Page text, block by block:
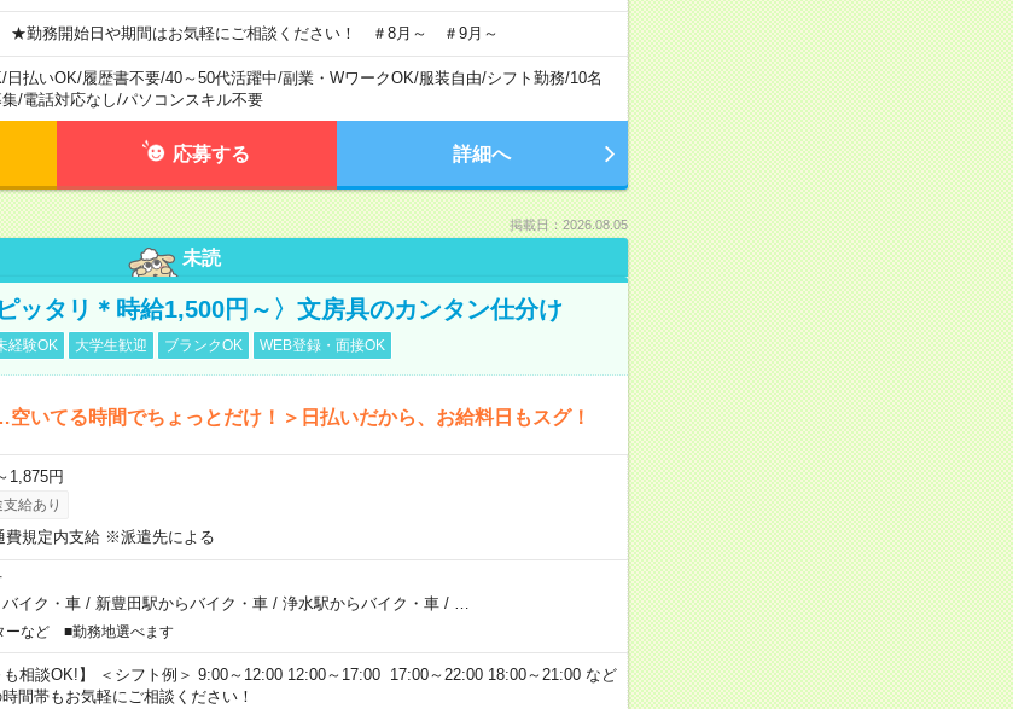
★勤務開始日や期間はお気軽にご相談ください！ ＃8月～ ＃9月～
/日払いOK/履歴書不要/40～50代活躍中/副業・WワークOK/服装自由/シフト勤務/10名
/電話対応なし/パソコンスキル不要
応募する 詳細へ
掲載日：2026.08.05
未読
ッタリ＊時給1,500円～〉文房具のカンタン仕分け
経験OK 大学生歓迎 ブランクOK WEB登録・面接OK
いてる時間でちょっとだけ！＞日払いだから、お給料日もスグ！
1,875円
給あり
費規定内支給 ※派遣先による
イク・車/ 新豊田駅からバイク・車/ 浄水駅からバイク・車/
ーなど ■勤務地選べます
も相談OK!】 ＜シフト例＞ 9:00～12:00 12:00～17:00 17:00～22:00 18:00～21:00 など
間帯もお気軽にご相談ください！